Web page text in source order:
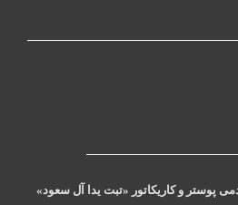
پوستر و کاریکاتور «تبت یدا آل سعود»